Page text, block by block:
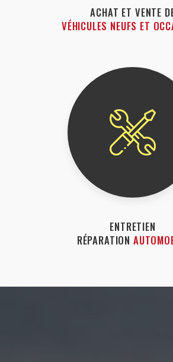
ACHAT ET VENTE
VÉHICULES NEUFS ET
ENTRETIEN
RÉPARATION